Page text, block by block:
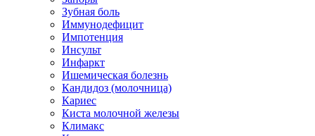
Зубная боль
Иммунодефицит
Импотенция
Инсульт
Инфаркт
Ишемическая болезнь
Кандидоз (молочница)
Кариес
Киста молочной железы
Климакс